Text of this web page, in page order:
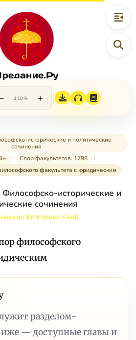
− 110% +
исторические и политические
сочинения
Спор факультетов. 1798
факультета с юридическим
исторические и
сочинения
(Immanuel Kant)
философского
разделом-
— доступные главы и